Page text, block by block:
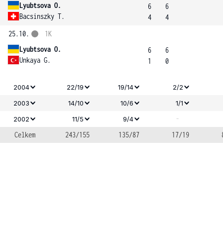
Lyubtsova O.
Bacsinszky T.
6
4
6
4
25.10.
Lyubtsova O.
Unkaya G.
1K
6
1
6
0
2004 22/19 19/14
2/2
2003
14/10 10/6 1/1
2002
11/5 9/4
-
Celkem
243/155 135/87 17/19